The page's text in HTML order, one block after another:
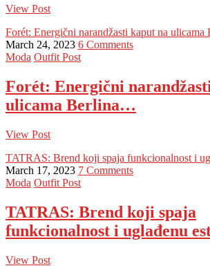
View Post
Forét: Energični narandžasti kaput na
March 24, 2023 6 Comments
Moda Outfit Post
Forét: Energični
ulicama Berlina…
View Post
TATRAS: Brend koji spaja funkcionalnost i
March 17, 2023 7 Comments
Moda Outfit Post
TATRAS: Brend koji spaja
funkcionalnost i uglađenu
View Post